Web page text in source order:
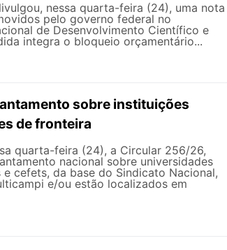
nessa quarta-feira (24), uma nota
pelo governo federal no
de Desenvolvimento Científico e
integra o bloqueio orçamentário...
sobre instituições
de fronteira
quarta-feira (24), a Circular 256/26,
nacional sobre universidades
cefets, da base do Sindicato Nacional,
e/ou estão localizados em